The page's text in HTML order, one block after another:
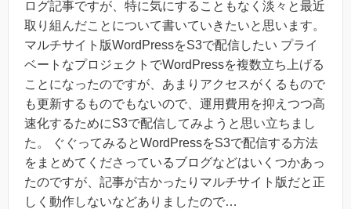
ログ記事ですが、特に気にすることもなく淡々と最近
取り組んだことについて書いていきたいと思います。
マルチサイト版WordPressをS3で配信したい プライ
ベートなプロジェクトでWordPressを複数立ち上げる
ことになったのですが、あまりアクセスがくるもので
も更新するものでもないので、運用費用を抑えつつ高
速化するためにS3で配信してみようと思い立ちまし
た。 ぐぐってみるとWordPressをS3で配信する方法
をまとめてくださっているブログなどはいくつかあっ
たのですが、記事が古かったりマルチサイト版だと正
しく動作しないなどありましたので…